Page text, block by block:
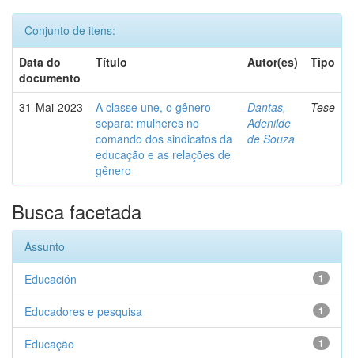
Conjunto de itens:
Data do
documento
Título Autor(es) Tipo
31-Mai-2023
A classe une, o gênero
separa: mulheres no
comando dos sindicatos da
educação e as relações de
gênero
Dantas,
Adenilde
de Souza
Tese
Busca facetada
Assunto
1
Educación
1
Educadores e pesquisa
1
Educação